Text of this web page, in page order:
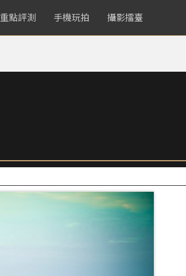
重點評測 手機玩拍 攝影擂臺